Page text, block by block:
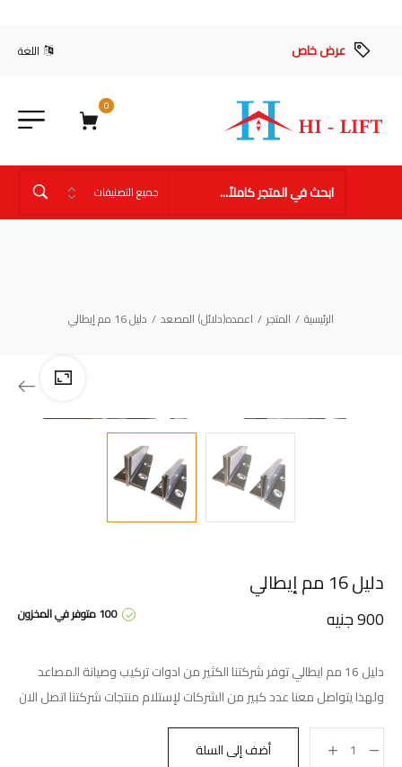
عرض خاص اللغة
0
الرئيسية / المتجر / اعمده(دلائل) المصعد / دليل 16 مم إيطالي
دليل 16 مم إيطالي
100 متوفر في المخزون 900جنيه
دليل 16 مم ايطالي توفر شركتنا الكثير من ادوات تركيب وصيانة المصاعد
ولهذا يتواصل معنا عدد كبير من الشركات لإستلام منتجات شركتنا اتصل الان
أضف إلى السلة